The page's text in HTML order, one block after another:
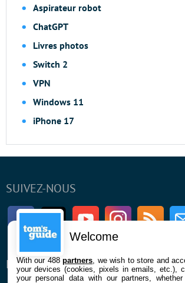
Aspirateur robot
ChatGPT
Livres photos
Switch 2
VPN
Windows 11
iPhone 17
SUIVEZ-NOUS
FacebookTwitter Youtube InstagramRSS
ENTREPRISE À PROPOS
Welcome
With our 488partners , we wish to store and
your devices (cookies, pixels in emails, etc.),
your personal data with our partners,